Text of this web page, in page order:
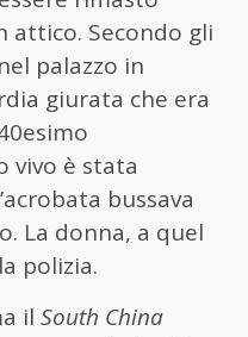
Secondo gli
palazzo in
giurata che era
vivo è stata
bussava
La donna, a quel
polizia.
il South China